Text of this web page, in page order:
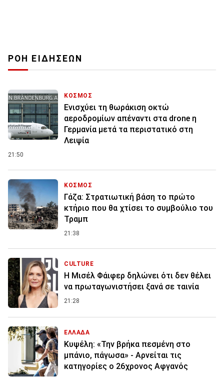
ΡΟΗ ΕΙΔΗΣΕΩΝ
ΚΟΣΜΟΣ
Ενισχύει τη θωράκιση οκτώ
αεροδρομίων απέναντι στα drone η
Γερμανία μετά τα περιστατικό στη
Λειψία
21:50
ΚΟΣΜΟΣ
Γάζα: Στρατιωτική βάση το πρώτο
κτήριο που θα χτίσει το συμβούλιο του
Τραμπ
21:38
CULTURE
Η Μισέλ Φάιφερ δηλώνει ότι δεν θέλει
να πρωταγωνιστήσει ξανά σε ταινία
21:28
ΕΛΛΑΔΑ
Κυψέλη: «Την βρήκα πεσμένη στο
μπάνιο, πάγωσα» - Αρνείται τις
κατηγορίες ο 26χρονος Αφγανός